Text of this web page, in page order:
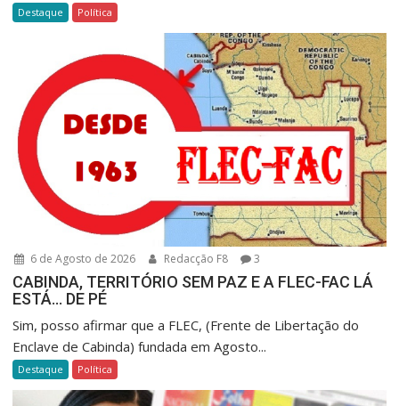
Destaque Política
6 de Agosto de 2026 Redacção F8 3
CABINDA, TERRITÓRIO SEM PAZ E A FLEC-FAC LÁ
ESTÁ… DE PÉ
Sim, posso afirmar que a FLEC, (Frente de Libertação do
Enclave de Cabinda) fundada em Agosto...
Destaque Política